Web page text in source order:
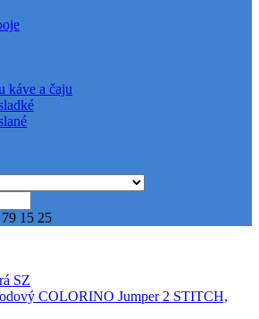
káve a čaju
15 25
SZ
COLORINO Jumper 2 STITCH,